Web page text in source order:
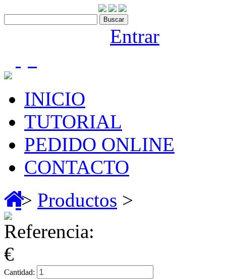
Entrar
INICIO
TUTORIAL
PEDIDO ONLINE
CONTACTO
> Productos >
Referencia:
€
Cantidad: